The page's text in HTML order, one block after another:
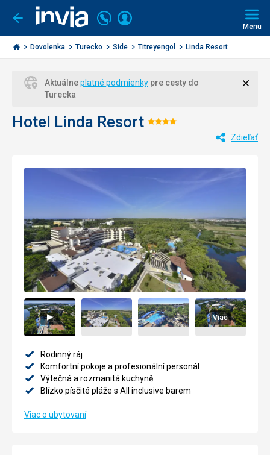
Ísť
späť
Invia.sk
Volajte
+421
2
3221
Prihlásiť
Menu
Dovolenka Turecko Side Titreyengol Linda Resort
Aktuálneplatné podmienky pre cesty do
Turecka
Hotel Linda Resort Hodnotenie:
Zdieľať
Viac
Rodinný ráj
Komfortní pokoje a profesionální personál
Výtečná a rozmanitá kuchyně
Blízko písčité pláže s All inclusive barem
Viac o ubytovaní